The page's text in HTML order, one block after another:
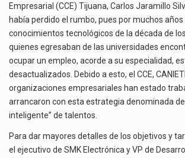
Empresarial (CCE) Tijuana, Carlos Jaramillo
había perdido el rumbo, pues por muchos
conocimientos tecnológicos de la década de
quienes egresaban de las universidades
ocupar un empleo, acorde a su especialidad,
desactualizados. Debido a esto, el CCE,
organizaciones empresariales han estado
arrancaron con esta estrategia denominada
inteligente” de talentos.
Para dar mayores detalles de los objetivos y
el ejecutivo de SMK Electrónica y VP de